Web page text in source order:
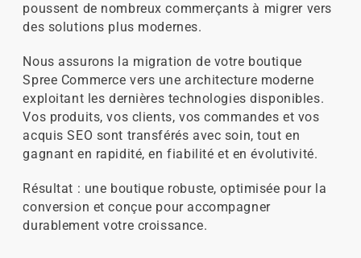
poussent de nombreux commerçants à migrer vers
des solutions plus modernes.
Nous assurons la migration de votre boutique
Spree Commerce vers une architecture moderne
exploitant les dernières technologies disponibles.
Vos produits, vos clients, vos commandes et vos
acquis SEO sont transférés avec soin, tout en
gagnant en rapidité, en fiabilité et en évolutivité.
Résultat : une boutique robuste, optimisée pour la
conversion et conçue pour accompagner
durablement votre croissance.